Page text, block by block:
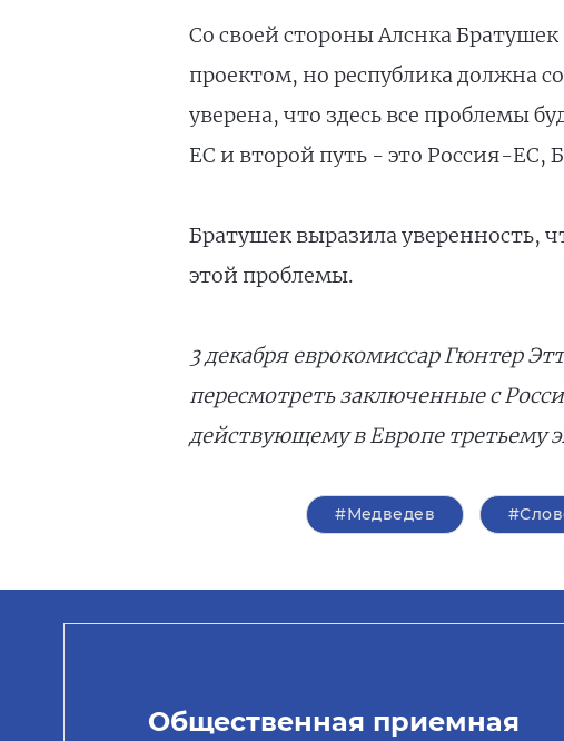
Со своей стороны Алснка
проектом, но республика должна
уверена, что здесь все проблемы
ЕС и второй путь - это Россия-ЕС,
Братушек выразила уверенность,
этой проблемы.
3 декабря еврокомиссар Гюнтер
пересмотреть заключенные с
действующему в Европе третьему
#Медведев
Общественная приемная